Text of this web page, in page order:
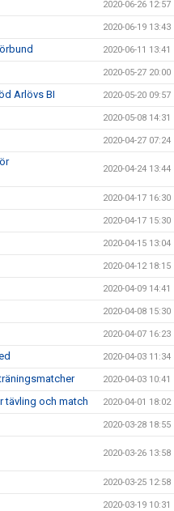
2020-06-26 12:57
2020-06-19 13:43
2020-06-11 13:41
2020-05-27 20:00
Arlövs BI 2020-05-20 09:57
2020-05-08 14:31
2020-04-27 07:24
2020-04-24 13:44
2020-04-17 16:30
2020-04-17 15:30
2020-04-15 13:04
2020-04-12 18:15
2020-04-09 14:41
2020-04-08 15:30
2020-04-07 16:23
2020-04-03 11:34
2020-04-03 10:41
tävling och match 2020-04-01 18:02
2020-03-28 18:55
2020-03-26 13:58
2020-03-25 12:58
2020-03-19 10:31